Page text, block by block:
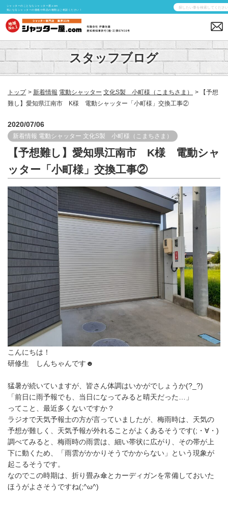
シャッターのことならシャッター屋.com
気になるシャッターの価格や商品の種類はご相談ください！
スタッフブログ
トップ 新着情報 電動シャッター 文化S製 小町様（こまちさま）
【予想
難し】愛知県江南市 K様 電動シャッター「小町様」交換工事②
2020/07/06
新着情報 電動シャッター 文化S製 小町様（こまちさま）
【予想難し】愛知県江南市 K様 電動シャ
ッター「小町様」交換工事②
こんにちは！
研修生 しんちゃんです☻
猛暑が続いていますが、皆さん体調はいかがでしょうか(?_?)
「前日に雨予報でも、当日になってみると晴天だった…」
ってこと、最近多くないですか？
ラジオで天気予報士の方が言っていましたが、梅雨時は、天気の
予想が難しく、天気予報が外れることがよくあるそうです(;・∀・)
調べてみると、梅雨時の雨雲は、細い帯状に広がり、その帯が上
下に動くため、「雨雲がかかりそうでかからない」という現象が
起こるそうです。
なのでこの時期は、折り畳み傘とカーディガンを常備しておいた
ほうがよさそうですね(;^ω^)